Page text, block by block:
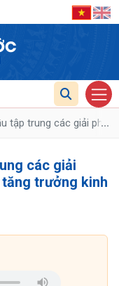
tập trung các giải ...
các giải
trưởng kinh